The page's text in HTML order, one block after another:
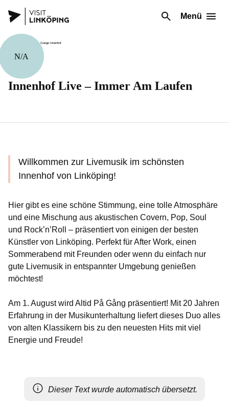
Menü
N/A
Innenhof Live – Immer Am Laufen
Willkommen zur Livemusik im schönsten
Innenhof von Linköping!
Hier gibt es eine schöne Stimmung, eine tolle Atmosphäre
und eine Mischung aus akustischen Covern, Pop, Soul
und Rock’n’Roll – präsentiert von einigen der besten
Künstler von Linköping. Perfekt für After Work, einen
Sommerabend mit Freunden oder wenn du einfach nur
gute Livemusik in entspannter Umgebung genießen
möchtest!
Am 1. August wird Altid På Gång präsentiert! Mit 20 Jahren
Erfahrung in der Musikunterhaltung liefert dieses Duo alles
von alten Klassikern bis zu den neuesten Hits mit viel
Energie und Freude!
Dieser Text wurde automatisch übersetzt.